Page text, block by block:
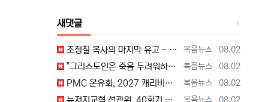
새댓글
등록자
복음뉴스 등록일
08.02
조정칠 목사의 마지막 유고 - 홍수와 복(福) 자(字) [2026년 8월 1일 토요일 자 뉴욕일보 기사] ==> https://www.bogeu…
등록자
복음뉴스 등록일
08.02
"그리스도인은 죽음 두려워하지 않지만, 살아 있는 동안 다른 사람의 유익 + 믿음의 진보 위해 살아야" [2026년 7월 31일 금요일 자 뉴욕…
등록자
복음뉴스 등록일
08.02
PMC 온유회, 2027 캐리비안 크루즈 전도여행 참가자 모집 [2026년 7월 31일 금요일 자 뉴욕일보 기사] ==> https://www.…
등록자
복음뉴스 등록일
08.02
뉴저지교협 선관위, 40회기 회장 + 부회장 등록 + 추천 절차 공고 --- 8월 28일 등록 마감, 9월 28일 선거 [2026년 7월 29일…